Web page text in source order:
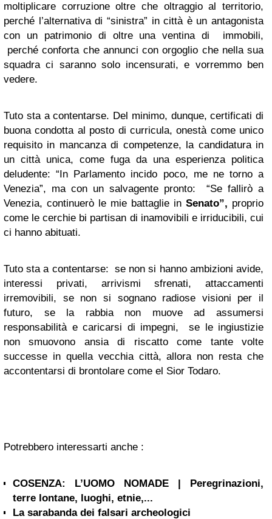
moltiplicare corruzione oltre che oltraggio al territorio,
perché l’alternativa di “sinistra” in città è un antagonista
con un patrimonio di oltre una ventina di immobili,
perché conforta che annunci con orgoglio che nella sua
squadra ci saranno solo incensurati, e vorremmo ben
vedere.
Tuto sta a contentarse. Del minimo, dunque, certificati di
buona condotta al posto di curricula, onestà come unico
requisito in mancanza di competenze, la candidatura in
un città unica, come fuga da una esperienza politica
deludente: “In Parlamento incido poco, me ne torno a
Venezia”, ma con un salvagente pronto: “Se fallirò a
Venezia, continuerò le mie battaglie in Senato”, proprio
come le cerchie bi partisan di inamovibili e irriducibili, cui
ci hanno abituati.
Tuto sta a contentarse: se non si hanno ambizioni avide,
interessi privati, arrivismi sfrenati, attaccamenti
irremovibili, se non si sognano radiose visioni per il
futuro, se la rabbia non muove ad assumersi
responsabilità e caricarsi di impegni, se le ingiustizie
non smuovono ansia di riscatto come tante volte
successe in quella vecchia città, allora non resta che
accontentarsi di brontolare come el Sior Todaro.
Potrebbero interessarti anche :
COSENZA: L’UOMO NOMADE | Peregrinazioni,
terre lontane, luoghi, etnie,...
La sarabanda dei falsari archeologici